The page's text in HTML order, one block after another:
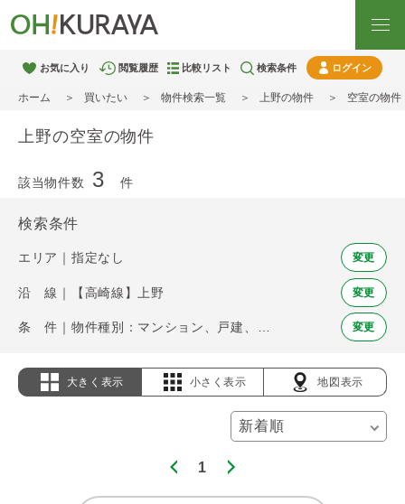
お気に入り 閲覧履歴 比較リスト 検索条件 ログイン
ホーム 買いたい 物件検索一覧 上野の物件 空室の物件
上野の空室の物件
該当物件数 3 件
検索条件
エリア｜指定なし 変更
沿 線｜【高崎線】上野 変更
変更
大きく表示 小さく表示 地図表示
1